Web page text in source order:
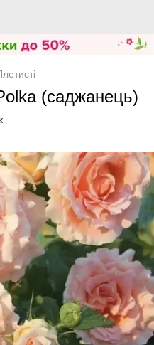
(саджанець)